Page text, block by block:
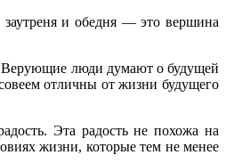
и обедня — это вершина
Верующие люди думают о будущей
от­личны от жизни будущего
Эта радость не похожа на
жизни, которые тем не менее